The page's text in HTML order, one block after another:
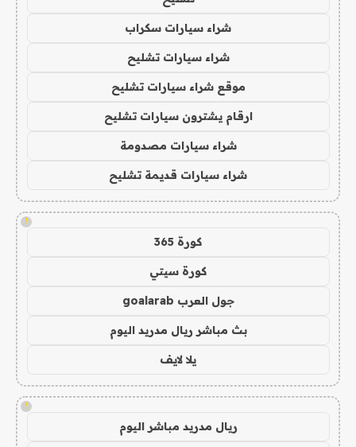
شراء سيارات سكراب
شراء سيارات تشليح
موقع شراء سيارات تشليح
ارقام يشترون سيارات تشليح
شراء سيارات مصدومة
شراء سيارات قديمة تشليح
!
كورة 365
كورة سيتي
جول العرب goalarab
بث مباشر ريال مدريد اليوم
يلا لايف
!
ريال مدريد مباشر اليوم